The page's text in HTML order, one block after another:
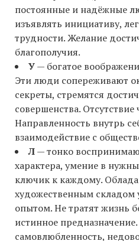
постоянные и надёжные
изъявлять инициативу,
трудности. Желание
благополучия.
У— богатое
Эти люди сопереживают
секреты, стремятся
совершенства. Отсутствие
Направленность внутрь
взаимодействие с
Л— тонко
характера, умение в
ключик к каждому.
художественным складом
опытом. Не тратят жизнь
истинное
самовлюбленность,